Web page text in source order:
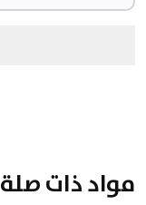
مواد ذات صلة